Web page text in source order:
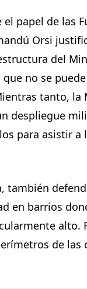
papel de las
Orsi
del
no se
tanto, la
despliegue
para asistir a
también
en barrios
alto.
de las